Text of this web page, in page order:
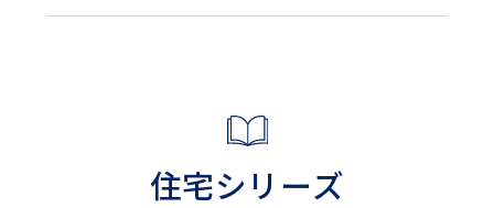
住宅シリーズ